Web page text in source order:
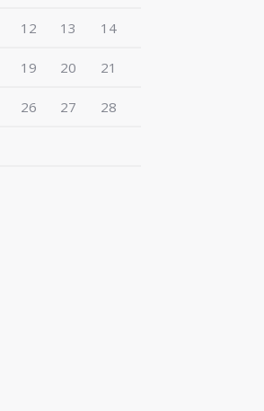
12 13 14
19 20 21
26 27 28